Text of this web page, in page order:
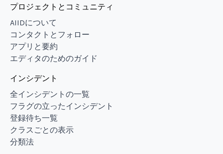
プロジェクトとコミュニティ
AIIDについて
コンタクトとフォロー
アプリと要約
エディタのためのガイド
インシデント
全インシデントの一覧
フラグの立ったインシデント
登録待ち一覧
クラスごとの表示
分類法